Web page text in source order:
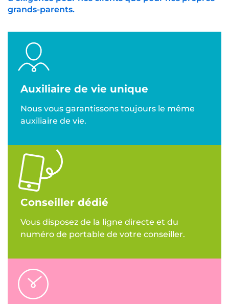
grands-parents.
Auxiliaire de vie unique
Nous vous garantissons toujours le même
auxiliaire de vie.
Conseiller dédié
Vous disposez de la ligne directe et du
numéro de portable de votre conseiller.